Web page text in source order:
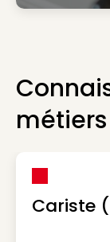
métiers
Cariste